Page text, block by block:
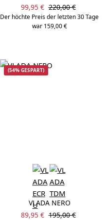
Verkaufspreis:
99,95 € Regulärer Preis:
220,00 €
Der höchte Preis der letzten 30 Tage
war 159,00 €
(54% GESPART)
VLADA NERO
Verkaufspreis:
89,95 € Regulärer Preis:
195,00 €